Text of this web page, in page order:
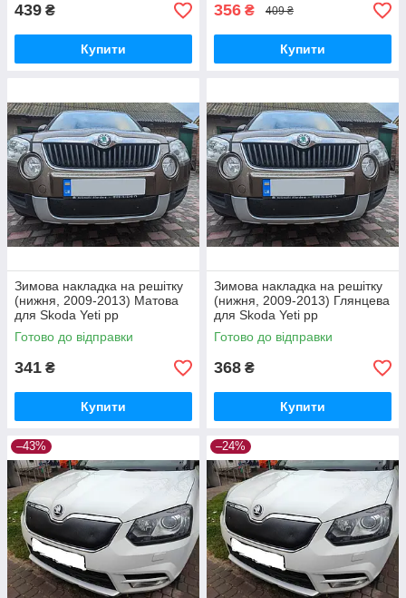
439 ₴
Купити
356 ₴ 409 ₴
Купити
Зимова накладка на решітку
(нижня, 2009-2013) Матова
для Skoda Yeti рр
Готово до відправки
341 ₴
Купити
Зимова накладка на решітку
(нижня, 2009-2013) Глянцева
для Skoda Yeti рр
Готово до відправки
368 ₴
Купити
–43% –24%